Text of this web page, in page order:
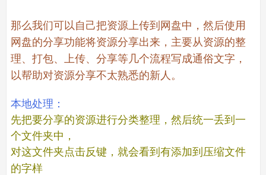
那么我们可以自己把资源上传到网盘中， 然后使用
网盘的分享功能将资源分享出来，主要从资源的整
理、打包、上传、分享等几个流程写成通俗文字，
以帮助对资源分享不太熟悉的新人。
本地处理：
先把要分享的资源进行分类整理，然后统一丢到一
个文件夹中，
对这文件夹点击反键，就会看到有添加到压缩文件
的字样